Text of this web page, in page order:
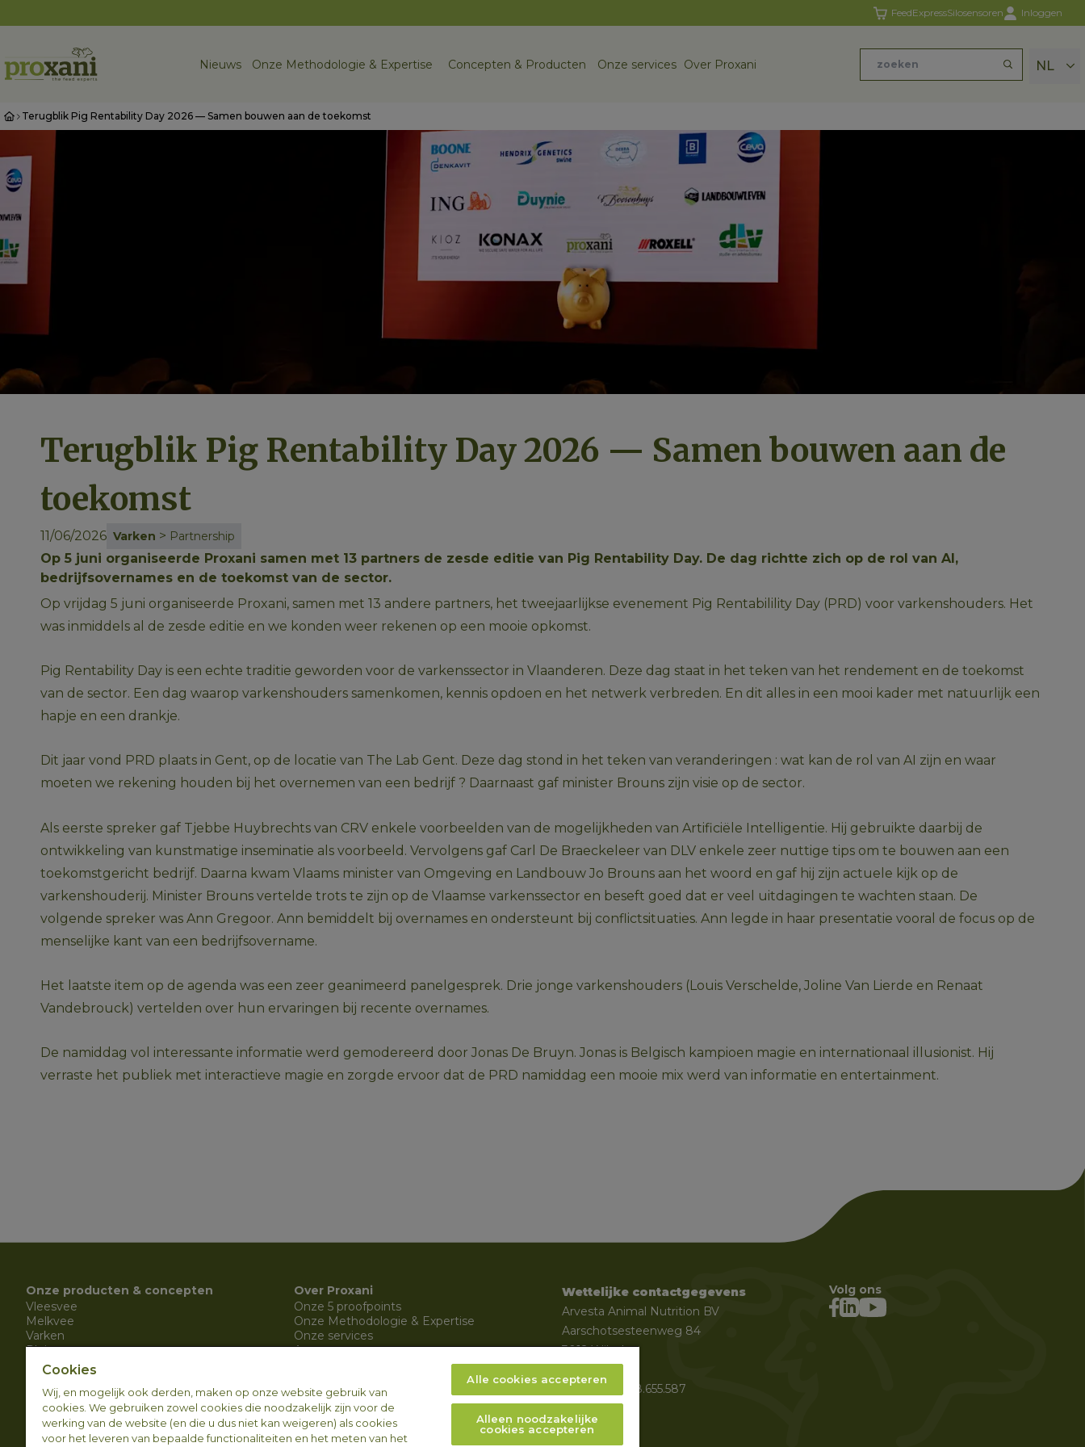
FeedExpressSilosensoren Inloggen
Nieuws Onze Methodologie & Expertise Concepten & Producten Onze services Over Proxani NL
Terugblik Pig Rentability Day 2026 — Samen bouwen aan de toekomst
Terugblik Pig Rentability Day 2026 — Samen bouwen aan de
toekomst
11/06/2026 Varken > Partnership
Op 5 juni organiseerde Proxani samen met 13 partners de zesde editie van Pig Rentability Day. De dag richtte zich op de rol van AI,
bedrijfsovernames en de toekomst van de sector.
Op vrijdag 5 juni organiseerde Proxani, samen met 13 andere partners, het tweejaarlijkse evenement Pig Rentabilility Day (PRD) voor varkenshouders. Het
was inmiddels al de zesde editie en we konden weer rekenen op een mooie opkomst.
Pig Rentability Day is een echte traditie geworden voor de varkenssector in Vlaanderen. Deze dag staat in het teken van het rendement en de toekomst
van de sector. Een dag waarop varkenshouders samenkomen, kennis opdoen en het netwerk verbreden. En dit alles in een mooi kader met natuurlijk een
hapje en een drankje.
Dit jaar vond PRD plaats in Gent, op de locatie van The Lab Gent. Deze dag stond in het teken van veranderingen : wat kan de rol van AI zijn en waar
moeten we rekening houden bij het overnemen van een bedrijf ? Daarnaast gaf minister Brouns zijn visie op de sector.
Als eerste spreker gaf Tjebbe Huybrechts van CRV enkele voorbeelden van de mogelijkheden van Artificiële Intelligentie. Hij gebruikte daarbij de
ontwikkeling van kunstmatige inseminatie als voorbeeld. Vervolgens gaf Carl De Braeckeleer van DLV enkele zeer nuttige tips om te bouwen aan een
toekomstgericht bedrijf. Daarna kwam Vlaams minister van Omgeving en Landbouw Jo Brouns aan het woord en gaf hij zijn actuele kijk op de
varkenshouderij. Minister Brouns vertelde trots te zijn op de Vlaamse varkenssector en beseft goed dat er veel uitdagingen te wachten staan. De
volgende spreker was Ann Gregoor. Ann bemiddelt bij overnames en ondersteunt bij conflictsituaties. Ann legde in haar presentatie vooral de focus op de
menselijke kant van een bedrijfsovername.
Het laatste item op de agenda was een zeer geanimeerd panelgesprek. Drie jonge varkenshouders (Louis Verschelde, Joline Van Lierde en Renaat
Vandebrouck) vertelden over hun ervaringen bij recente overnames.
De namiddag vol interessante informatie werd gemodereerd door Jonas De Bruyn. Jonas is Belgisch kampioen magie en internationaal illusionist. Hij
verraste het publiek met interactieve magie en zorgde ervoor dat de PRD namiddag een mooie mix werd van informatie en entertainment.
Onze producten & concepten
Vleesvee
Melkvee
Varken
Pluimvee
Schapen
Ons bio aanbod
Ons innovatief duurzaam aanbod
Over Proxani
Onze 5 proofpoints
Onze Methodologie & Expertise
Onze services
Arvesta
Nieuws
Wettelijke contactgegevens
Arvesta Animal Nutrition BV
Aarschotsesteenweg 84
3012 Wilsele
BTW BE 1008.655.587
Volg ons
Cookies
Wij, en mogelijk ook derden, maken op onze website gebruik van
cookies. We gebruiken zowel cookies die noodzakelijk zijn voor de
werking van de website (en die u dus niet kan weigeren) als cookies
voor het leveren van bepaalde functionaliteiten en het meten van het
Alle cookies accepteren
Alleen noodzakelijke
cookies accepteren